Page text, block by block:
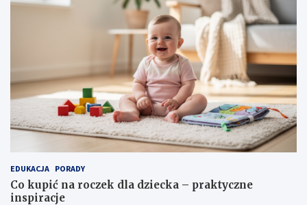
EDUKACJA PORADY
Co kupić na roczek dla dziecka – praktyczne
inspiracje